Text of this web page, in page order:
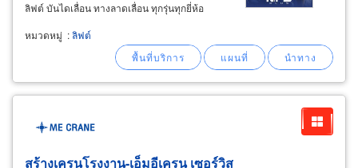
ลิฟต์ บันไดเลื่อน ทางลาดเลื่อน ทุกรุ่นทุกยี่ห้อ
จำหน่ายราวมือบันไดเลื่อนและทางลาดเลื่อน
(handrails) เกรดมาตรฐานสากล รองรับการติดตั้ง
ร่วมกับระบบบันไดเลื่อนชั้นนำทุกรุ่นในท้องตลาด
หมวดหมู่ :ลิฟต์
สร้างเครนโรงงาน-เอ็มอีเครน เซอร์วิส